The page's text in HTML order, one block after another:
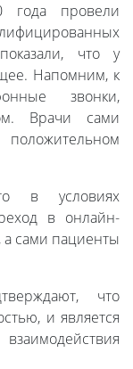
года провели
что у
Напомним, к
звонки,
Врачи сами
в условиях
в онлайн-
а сами пациенты
что
и является